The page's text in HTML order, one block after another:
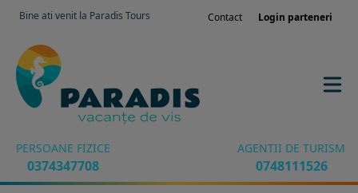
Bine ati venit la Paradis Tours Contact Login parteneri
PERSOANE FIZICE
0374347708
AGENTII DE TURISM
0748111526